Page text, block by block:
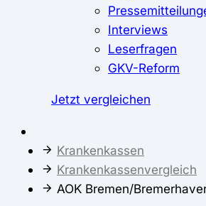
Interviews
Leserfragen
GKV-Reform
Jetzt vergleichen
Krankenkassen
Krankenkassenvergleich
AOK Bremen/